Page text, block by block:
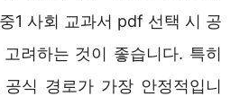
1 사회 교과서 pdf 선택 시 공
려하는 것이 좋습니다. 특히
식 경로가 가장 안정적입니